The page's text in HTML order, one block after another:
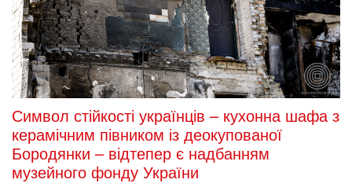
Символ стійкості українців – кухонна шафа з
керамічним півником із деокупованої
Бородянки – відтепер є надбанням
музейного фонду України